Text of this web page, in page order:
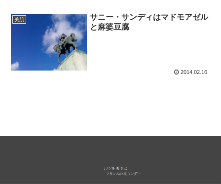
美肌
サニー・サンディはマドモアゼル
と麻婆豆腐
2014.02.16